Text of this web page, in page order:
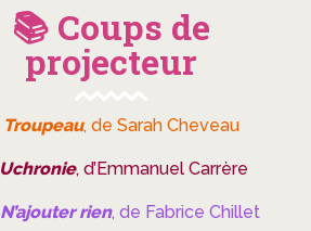
📚 Coups de
projecteur
Troupeau, de Sarah Cheveau
Uchronie, d’Emmanuel Carrère
N’ajouter rien, de Fabrice Chillet